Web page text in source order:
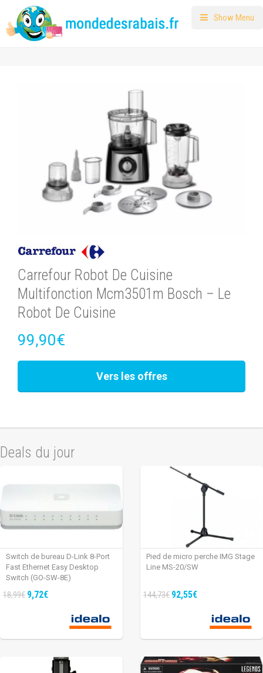
Show Menu
Carrefour Robot De Cuisine
Multifonction Mcm3501m Bosch – Le
Robot De Cuisine
99,90€
Vers les offres
Deals du jour
Switch de bureau D-Link 8-Port
Fast Ethernet Easy Desktop
Switch (GO-SW-8E)
18,99€ 9,72€
Pied de micro perche IMG Stage
Line MS-20/SW
144,73€ 92,55€